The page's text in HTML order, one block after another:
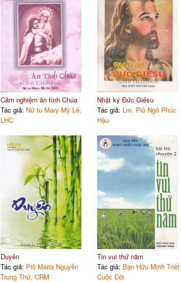
Cảm nghiệm ân tình Chúa
Tác giả: Nữ tu Mary Mỹ Lê,
LHC
Nhật ký Đức Giêsu
Tác giả: Lm. Piô Ngô Phúc
Hậu
Duyên
Tác giả: Piô Maria Nguyễn
Trung Thứ, CRM
Tin vui thứ năm
Tác giả: Bạn Hữu Minh Triết
Cuộc Đời